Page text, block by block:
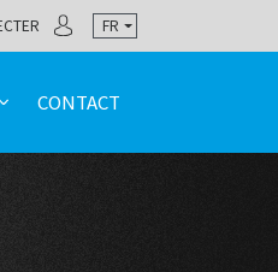
FR
CONTACT